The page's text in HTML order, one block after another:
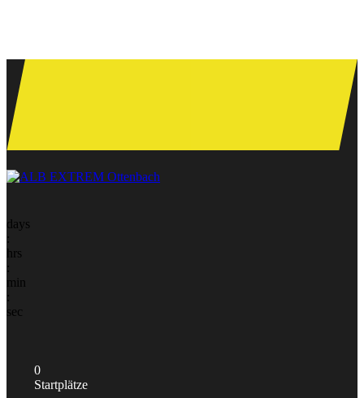
days
:
hrs
:
min
:
sec
0
Startplätze